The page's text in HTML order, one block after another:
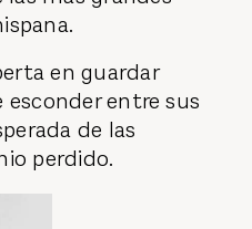
en guardar
esconder entre sus
de las
perdido.